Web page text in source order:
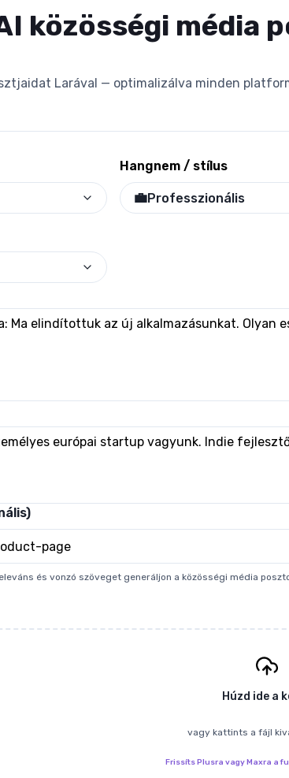
közösségi média
Larával — optimalizálva minden
Hangnem / stílus
💼Professzionális
és vonzó szöveget generáljon a közösségi média
Húzd ide a
vagy kattints a fájl
Frissíts Plusra vagy Maxra a